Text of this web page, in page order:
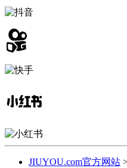
JIUYOU.com官方网站